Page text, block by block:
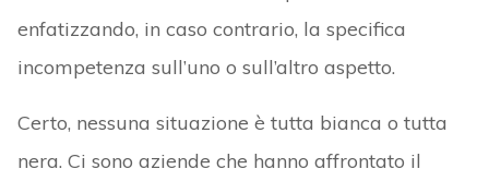
enfatizzando, in caso contrario, la specifica
incompetenza sull’uno o sull’altro aspetto.
Certo, nessuna situazione è tutta bianca o tutta
nera. Ci sono aziende che hanno affrontato il